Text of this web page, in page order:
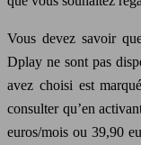
Vous devez savoir
Dplay ne sont pas
avez choisi est
consulter qu’en
euros/mois ou 39,90